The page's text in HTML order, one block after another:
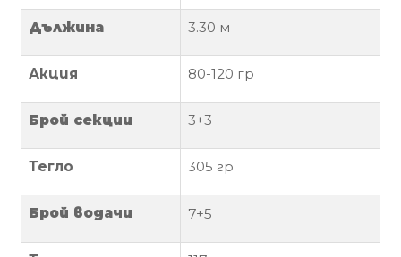
ползване
Политика
за
поверителност
Политика
Дължина 3.30 м
Акция 80-120 гр
Брой секции 3+3
Тегло 305 гр
Брой водачи 7+5